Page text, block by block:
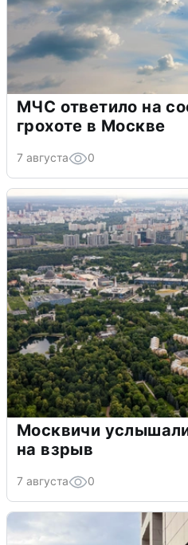
МЧС ответило на
грохоте в Москве
7 августа 0
Москвичи
на взрыв
7 августа 0